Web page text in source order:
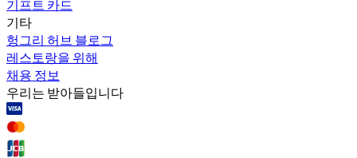
기프트 카드
기타
헝그리 허브 블로그
레스토랑을 위해
채용 정보
우리는 받아들입니다